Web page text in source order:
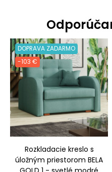
DOPRAVA ZADARMO
-103 €
Rozkladacie kreslo s
úložným priestorom BELA